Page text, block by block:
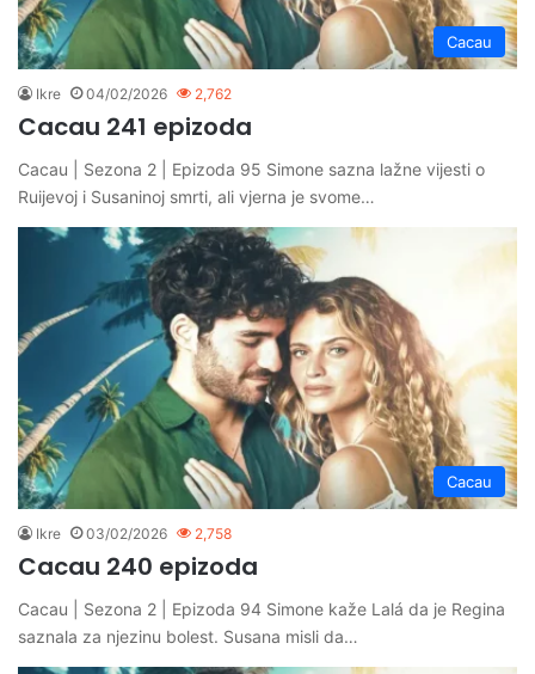
Cacau
Ikre 04/02/2026 2,762
Cacau 241 epizoda
Cacau | Sezona 2 | Epizoda 95 Simone sazna lažne vijesti o
Ruijevoj i Susaninoj smrti, ali vjerna je svome…
Cacau
Ikre 03/02/2026 2,758
Cacau 240 epizoda
Cacau | Sezona 2 | Epizoda 94 Simone kaže Lalá da je Regina
saznala za njezinu bolest. Susana misli da…